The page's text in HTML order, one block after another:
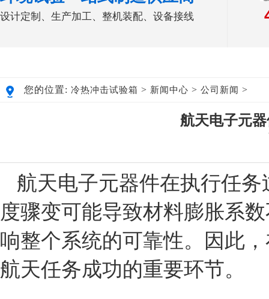
设计定制、生产加工、整机装配、设备接线
您的位置: 冷热冲击试验箱 > 新闻中心 > 公司新闻 >
航天电子元
航天电子元器件在执行任
度骤变可能导致材料膨胀系
响整个系统的可靠性。因此
航天任务成功的重要环节。